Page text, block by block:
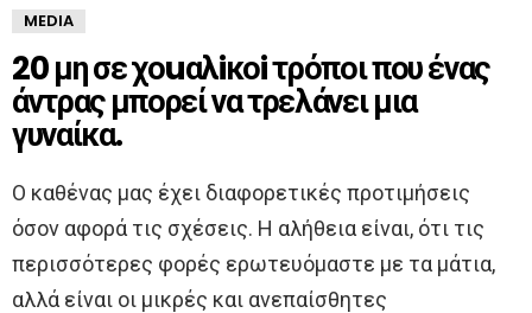
MEDIA
20 μη σε χοuαλiκοi τρόποι που ένας
άντρας μπορεί να τρελάνει μια
γυναίκα.
Ο καθένας μας έχει διαφορετικές προτιμήσεις
όσον αφορά τις σχέσεις. Η αλήθεια είναι, ότι τις
περισσότερες φορές ερωτευόμαστε με τα μάτια,
αλλά είναι οι μικρές και ανεπαίσθητες